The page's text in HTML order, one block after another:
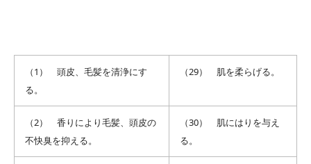
（1） 頭皮、毛髪を清浄にす
る。
（29） 肌を柔らげる。
（2） 香りにより毛髪、頭皮の
不快臭を抑える。
（30） 肌にはりを与え
る。